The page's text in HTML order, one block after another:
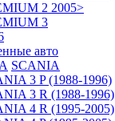
2 2005>
3
авто
SCANIA
3 P (1988-1996)
3 R (1988-1996)
4 R (1995-2005)